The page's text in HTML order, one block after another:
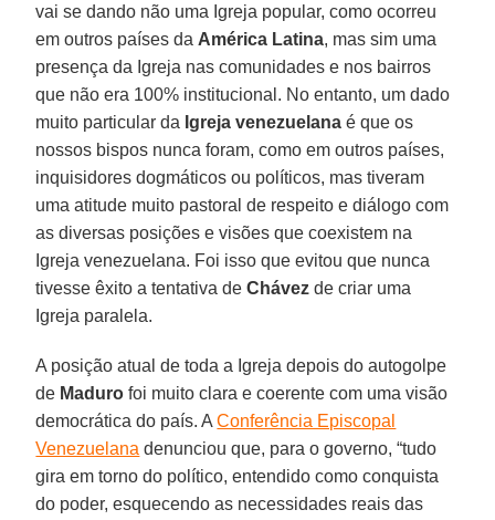
vai se dando não uma Igreja popular, como ocorreu
em outros países da América Latina, mas sim uma
presença da Igreja nas comunidades e nos bairros
que não era 100% institucional. No entanto, um dado
muito particular da Igreja venezuelana é que os
nossos bispos nunca foram, como em outros países,
inquisidores dogmáticos ou políticos, mas tiveram
uma atitude muito pastoral de respeito e diálogo com
as diversas posições e visões que coexistem na
Igreja venezuelana. Foi isso que evitou que nunca
tivesse êxito a tentativa deChávez de criar uma
Igreja paralela.
A posição atual de toda a Igreja depois do autogolpe
de Maduro foi muito clara e coerente com uma visão
democrática do país. AConferência Episcopal
Venezuelana denunciou que, para o governo, “tudo
gira em torno do político, entendido como conquista
do poder, esquecendo as necessidades reais das